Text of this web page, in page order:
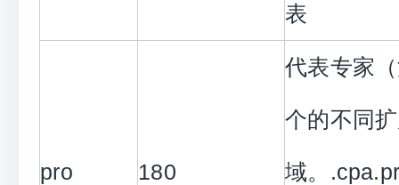
表
pro 180
代表专家
个的不同
域。